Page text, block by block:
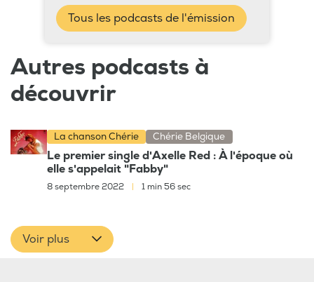
Tous les podcasts de l'émission
Autres podcasts à
découvrir
La chanson Chérie Chérie Belgique
Le premier single d'Axelle Red : À l'époque où
elle s'appelait "Fabby"
8 septembre 2022 1 min 56 sec
Voir plus